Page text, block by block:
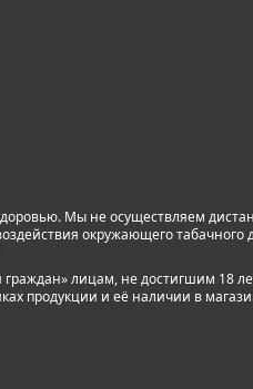
Мы не осуществляем
окружающего
граждан» лицам, не достигшим
продукции и её наличии в